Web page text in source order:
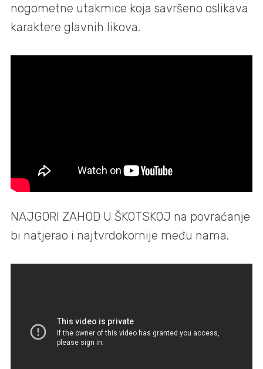
nogometne utakmice koja savršeno oslikava
karaktere glavnih likova.
NAJGORI ZAHOD U ŠKOTSKOJ na povraćanje
bi natjerao i najtvrdokornije među nama.